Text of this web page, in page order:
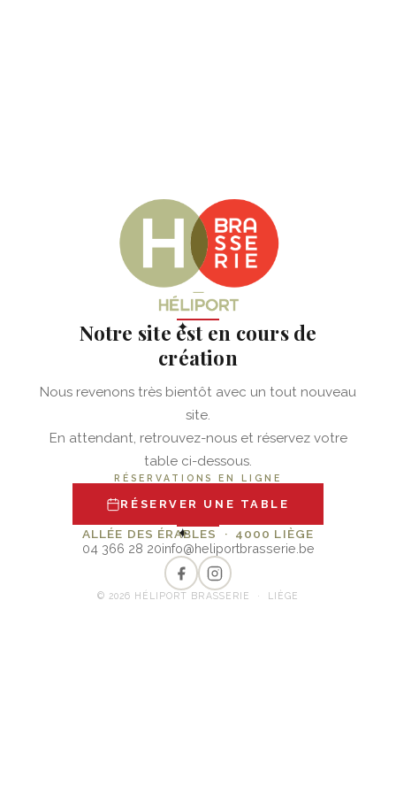
✦
Notre site est en cours de
création
Nous revenons très bientôt avec un tout nouveau
site.
En attendant, retrouvez-nous et réservez votre
table ci-dessous.
RÉSERVATIONS EN LIGNE
RÉSERVER UNE TABLE
✦
ALLÉE DES ÉRABLES · 4000 LIÈGE
04 366 28 20info@heliportbrasserie.be
© 2026 HÉLIPORT BRASSERIE · LIÈGE